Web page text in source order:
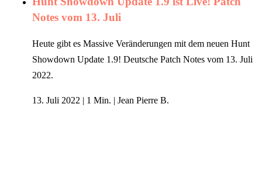
Notes vom 13. Juli
Heute gibt es Massive Veränderungen mit dem neuen Hunt
Showdown Update 1.9! Deutsche Patch Notes vom 13. Juli
2022.
13. Juli 2022 | 1 Min. | Jean Pierre B.